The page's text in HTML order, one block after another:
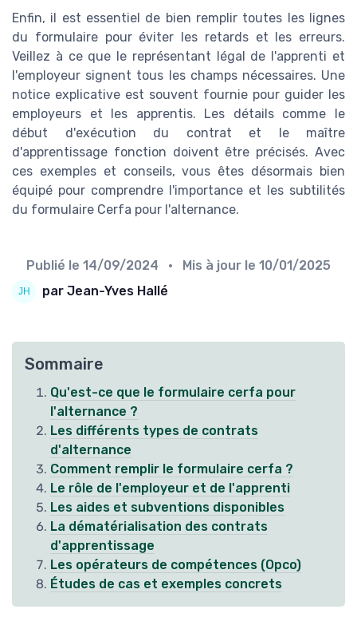
Enfin, il est essentiel de bien remplir toutes les lignes
du formulaire pour éviter les retards et les erreurs.
Veillez à ce que le représentant légal de l'apprenti et
l'employeur signent tous les champs nécessaires. Une
notice explicative est souvent fournie pour guider les
employeurs et les apprentis. Les détails comme le
début d'exécution du contrat et le maître
d'apprentissage fonction doivent être précisés. Avec
ces exemples et conseils, vous êtes désormais bien
équipé pour comprendre l'importance et les subtilités
du formulaire Cerfa pour l'alternance.
Publié le 14/09/2024 • Mis à jour le 10/01/2025
par Jean-Yves Hallé
Sommaire
Qu'est-ce que le formulaire cerfa pour
l'alternance ?
Les différents types de contrats
d'alternance
Comment remplir le formulaire cerfa ?
Le rôle de l'employeur et de l'apprenti
Les aides et subventions disponibles
La dématérialisation des contrats
d'apprentissage
Les opérateurs de compétences (Opco)
Études de cas et exemples concrets